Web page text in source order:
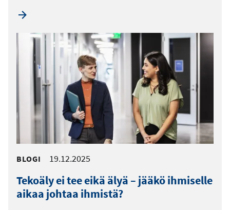
BLOGI 19.12.2025
Tekoäly ei tee eikä älyä – jääkö ihmiselle
aikaa johtaa ihmistä?